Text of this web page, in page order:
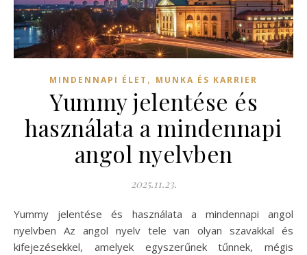
MINDENNAPI ÉLET , MUNKA ÉS KARRIER
Yummy jelentése és
használata a mindennapi
angol nyelvben
2025.11.23.
Yummy jelentése és használata a mindennapi angol
nyelvben Az angol nyelv tele van olyan szavakkal és
kifejezésekkel, amelyek egyszerűnek tűnnek, mégis